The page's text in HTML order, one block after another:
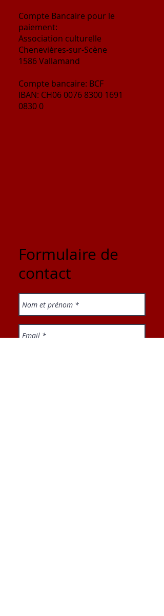
Compte Bancaire pour le
paiement:
Association culturelle
Chenevières-sur-Scène
1586 Vallamand
Compte bancaire: BCF
IBAN: CH060076 8300 1691
0830 0
Formulaire de
contact